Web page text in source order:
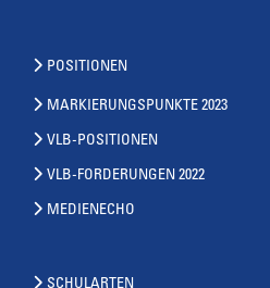
POSITIONEN
MARKIERUNGSPUNKTE 2023
VLB-POSITIONEN
VLB-FORDERUNGEN 2022
MEDIENECHO